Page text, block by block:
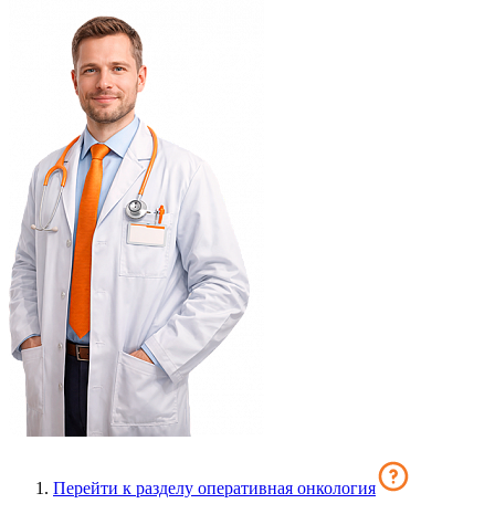
Перейти к разделу оперативная онкология